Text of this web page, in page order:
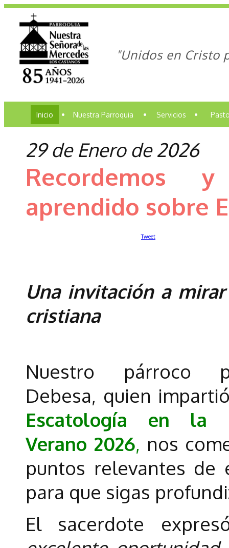
"Unidos en Cristo
Inicio • Nuestra Parroquia • Servicios •
29 de Enero de 2026
Recordemos
aprendido sobre
Tweet
Una invitación a
cristiana
Nuestro párroco
Debesa, quien
Escatología en la
Verano 2026, nos
puntos relevantes de
para que sigas
El sacerdote